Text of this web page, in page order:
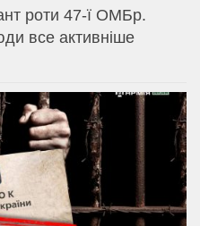
роти 47-ї ОМБр.
все активніше